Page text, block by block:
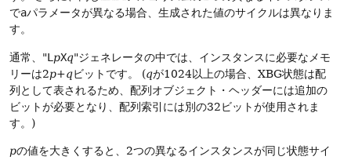
でaパラメータが異なる場合、生成された値のサイクルは異なりま
す。
通常、"L pXq"ジェネレータの中では、インスタンスに必要なメモ
リーは2p+qビットです。 (qが1024以上の場合、XBG状態は配
列として表されるため、配列オブジェクト・ヘッダーには追加の
ビットが必要となり、配列索引には別の32ビットが使用されま
す。)
pの値を大きくすると、2つの異なるインスタンスが同じ状態サイ